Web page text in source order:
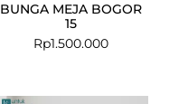
BUNGA MEJA BOGOR
15
Rp1.500.000